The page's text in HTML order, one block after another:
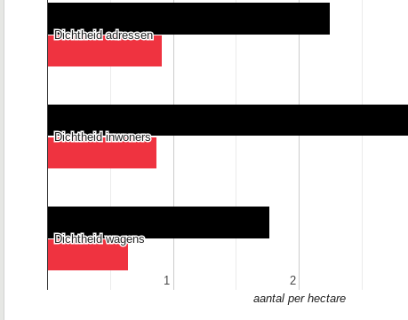
11 2
2
Dichtheid adressen
Dichtheid adressen
Dichtheid inwoners
Dichtheid inwoners
Dichtheid wagens
Dichtheid wagens
aantal per hectare